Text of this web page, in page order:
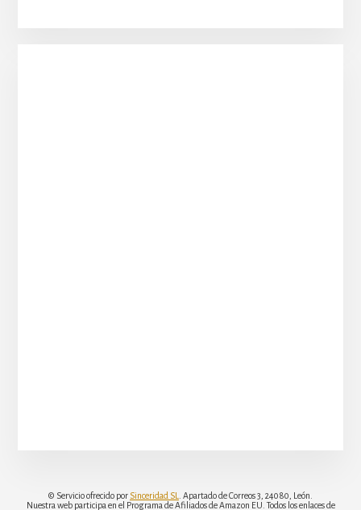
© Servicio ofrecido por Sinceridad SL
. Apartado de Correos 3, 24080, León.
Nuestra web participa en el Programa de Afiliados de Amazon EU. Todos los enlaces de